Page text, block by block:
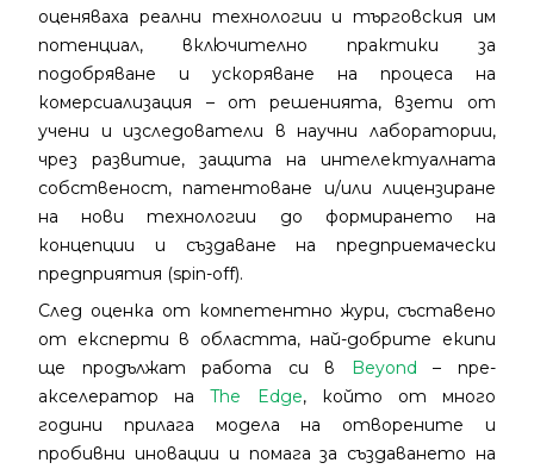
оценяваха реални технологии и търговския им
потенциал, включително практики за
подобряване и ускоряване на процеса на
комерсиализация – от решенията, взети от
учени и изследователи в научни лаборатории,
чрез развитие, защита на интелектуалната
собственост, патентоване и/или лицензиране
на нови технологии до формирането на
концепции и създаване на предприемачески
предприятия (spin-off).
След оценка от компетентно жури, съставено
от експерти в областта, най-добрите екипи
ще продължат работа си в Beyond – пре-
акселератор наThe Edge, който от много
години прилага модела на отворените и
пробивни иновации и помага за създаването на